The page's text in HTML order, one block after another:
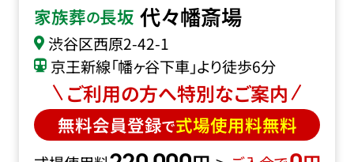
家族葬の長坂 代々幡斎場
渋谷区西原2-42-1
京王新線「幡ヶ谷下車」より徒歩6分
ご利用の方へ特別なご案内
無料会員登録で式場使用料無料